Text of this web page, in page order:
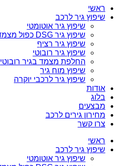
ראשי
שיפוץ גיר לרכב
שיפוץ גיר אוטומטי
שיפוץ גיר DSG כפול מצמדים
שיפוץ גיר רציף
שיפוץ גיר רובוטי
החלפת מצמד בגיר רובוטי
שיפוץ מוח גיר
שיפוץ גיר לרכבי יוקרה
אודות
בלוג
מבצעים
מחירון גירים לרכב
צרו קשר
ראשי
שיפוץ גיר לרכב
שיפוץ גיר אוטומטי